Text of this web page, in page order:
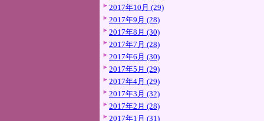
2017年10月 (29)
2017年9月 (28)
2017年8月 (30)
2017年7月 (28)
2017年6月 (30)
2017年5月 (29)
2017年4月 (29)
2017年3月 (32)
2017年2月 (28)
2017年1月 (31)